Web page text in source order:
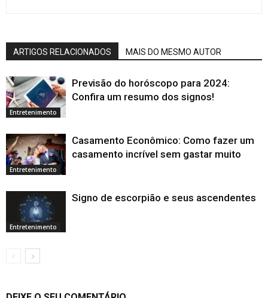
ARTIGOS RELACIONADOS MAIS DO MESMO AUTOR
Entretenimento
Previsão do horóscopo para 2024:
Confira um resumo dos signos!
Entretenimento
Casamento Econômico: Como fazer um
casamento incrível sem gastar muito
Entretenimento
Signo de escorpião e seus ascendentes